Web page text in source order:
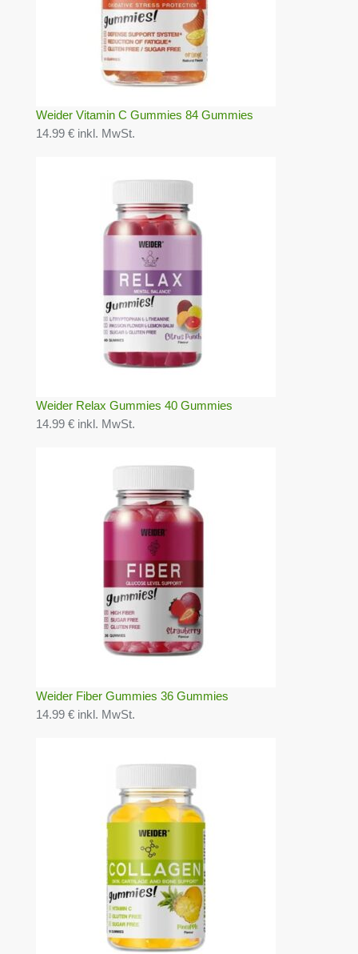
Weider Vitamin C Gummies 84 Gummies
14.99 € inkl. MwSt.
Weider Relax Gummies 40 Gummies
14.99 € inkl. MwSt.
Weider Fiber Gummies 36 Gummies
14.99 € inkl. MwSt.